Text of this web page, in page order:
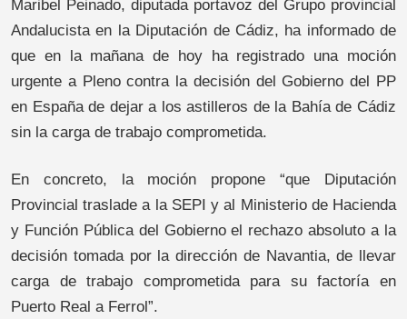
Maribel Peinado, diputada portavoz del Grupo provincial
Andalucista en la Diputación de Cádiz, ha informado de
que en la mañana de hoy ha registrado una moción
urgente a Pleno contra la decisión del Gobierno del PP
en España de dejar a los astilleros de la Bahía de Cádiz
sin la carga de trabajo comprometida.
En concreto, la moción propone “que Diputación
Provincial traslade a la SEPI y al Ministerio de Hacienda
y Función Pública del Gobierno el rechazo absoluto a la
decisión tomada por la dirección de Navantia, de llevar
carga de trabajo comprometida para su factoría en
Puerto Real a Ferrol”.